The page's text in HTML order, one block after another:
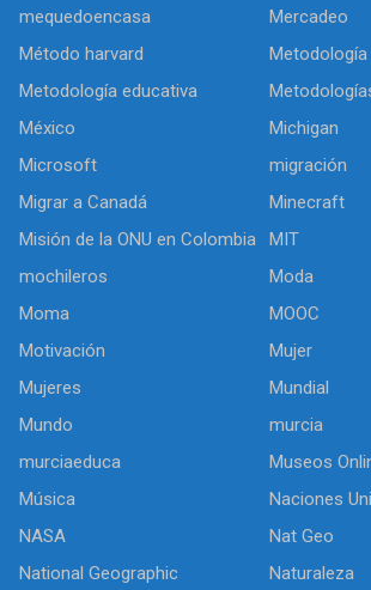
mequedoencasa
Mercadeo
Método harvard
Metodología
Metodología educativa
México
Michigan
Microsoft
migración
Migrar a Canadá
Minecraft
Misión de la ONU en Colombia
MIT
mochileros
Moda
Moma
MOOC
Motivación
Mujer
Mujeres
Mundial
Mundo
murcia
murciaeduca
Museos
Música
Naciones
NASA
Nat Geo
National Geographic
Naturaleza